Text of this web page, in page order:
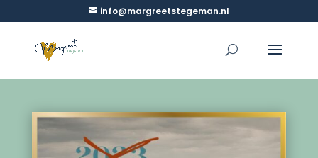
info@margreetstegeman.nl